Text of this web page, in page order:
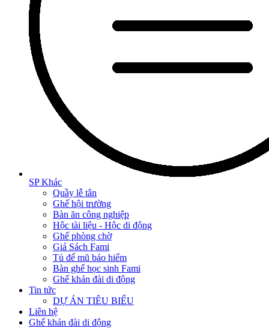
SP Khác
Quầy lễ tân
Ghế hội trường
Bàn ăn công nghiệp
Hộc tài liệu - Hộc di động
Ghế phòng chờ
Giá Sách Fami
Tủ để mũ bảo hiểm
Bàn ghế học sinh Fami
Ghế khán đài di động
Tin tức
DỰ ÁN TIÊU BIỂU
Liên hệ
Ghế khán đài di động